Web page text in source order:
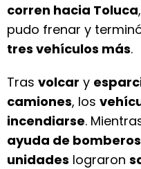
corren hacia Toluca
pudo frenar y
tres vehículos más.
Tras volcar y
camiones, los
incendiarse.
ayuda de bomberos
unidades lograron